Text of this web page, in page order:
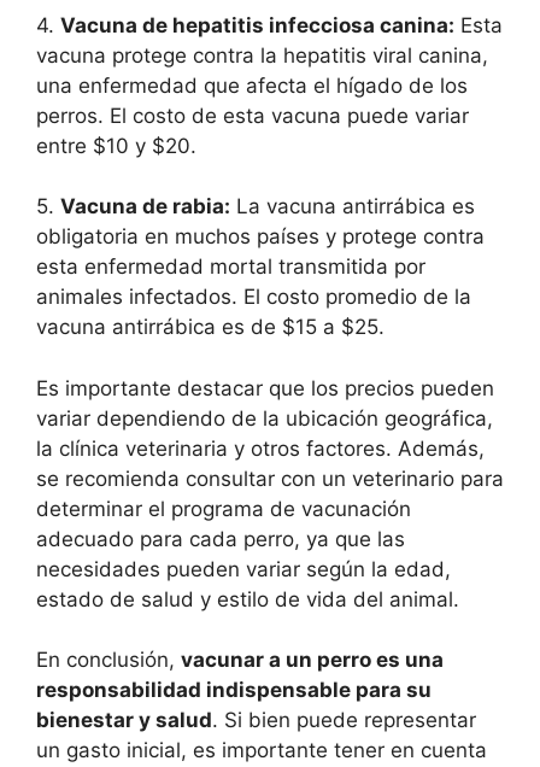
4. Vacuna de hepatitis infecciosa canina: Esta
vacuna protege contra la hepatitis viral canina,
una enfermedad que afecta el hígado de los
perros. El costo de esta vacuna puede variar
entre $10 y $20.
5. Vacuna de rabia: La vacuna antirrábica es
obligatoria en muchos países y protege contra
esta enfermedad mortal transmitida por
animales infectados. El costo promedio de la
vacuna antirrábica es de $15 a $25.
Es importante destacar que los precios pueden
variar dependiendo de la ubicación geográfica,
la clínica veterinaria y otros factores. Además,
se recomienda consultar con un veterinario para
determinar el programa de vacunación
adecuado para cada perro, ya que las
necesidades pueden variar según la edad,
estado de salud y estilo de vida del animal.
En conclusión, vacunar a un perro es una
responsabilidad indispensable para su
bienestar y salud. Si bien puede representar
un gasto inicial, es importante tener en cuenta